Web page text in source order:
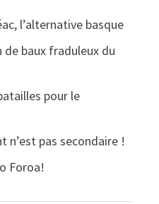
l’alternative basque
baux fraduleux du
pour le
n’est pas secondaire !
Foroa!